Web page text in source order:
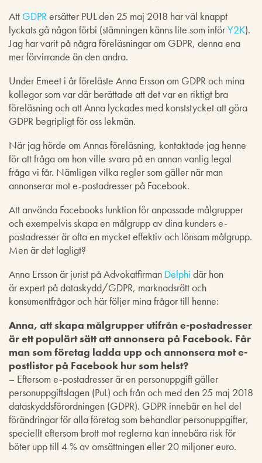
Att GDPRersätter PUL den 25 maj 2018 har väl knappt
lyckats gå någon förbi (stämningen känns lite som införY2K).
Jag har varit på några föreläsningar om GDPR, denna ena
mer förvirrande än den andra.
Under Emeet i år föreläste Anna Ersson om GDPR och mina
kollegor som var där berättade att det var en riktigt bra
föreläsning och att Anna lyckades med konststycket att göra
GDPR begripligt för oss lekmän.
När jag hörde om Annas föreläsning, kontaktade jag henne
för att fråga om hon ville svara på en annan vanlig legal
fråga vi får. Nämligen vilka regler som gäller när man
annonserar mot e-postadresser på Facebook.
Att använda Facebooks funktion för anpassade målgrupper
och exempelvis skapa en målgrupp av dina kunders e-
postadresser är ofta en mycket effektiv och lönsam målgrupp.
Men är det lagligt?
Anna Erssonär jurist på Advokatfirman Delphi där hon
är expert på dataskydd/GDPR, marknadsrätt och
konsumentfrågor och här följer mina frågor till henne:
Anna, att skapa målgrupper utifrån e-postadresser
är ett populärt sätt att annonsera på Facebook. Får
man som företag ladda upp och annonsera mot e-
postlistor på Facebook hur som helst?
– Eftersom e-postadresser är en personuppgift gäller
personuppgiftslagen (PuL) och från och med den 25 maj 2018
dataskyddsförordningen (GDPR). GDPR innebär en hel del
förändringar för alla företag som behandlar personuppgifter,
speciellt eftersom brott mot reglerna kan innebära risk för
böter upp till 4 % av omsättningen eller 20 miljoner euro.